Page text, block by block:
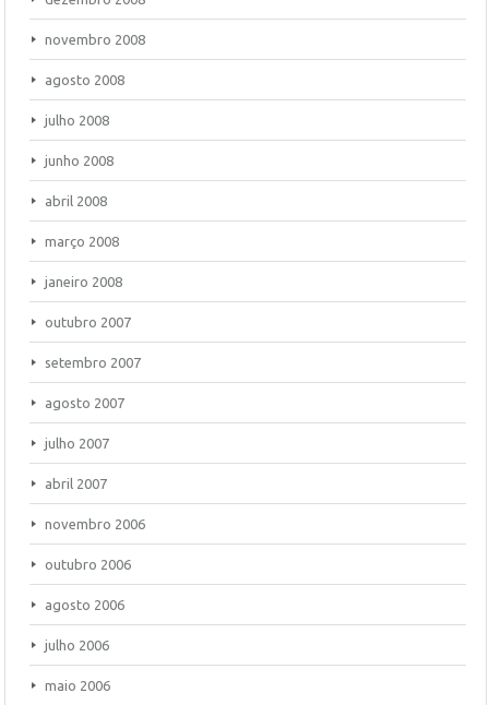
novembro 2008
agosto 2008
julho 2008
junho 2008
abril 2008
março 2008
janeiro 2008
outubro 2007
setembro 2007
agosto 2007
julho 2007
abril 2007
novembro 2006
outubro 2006
agosto 2006
julho 2006
maio 2006